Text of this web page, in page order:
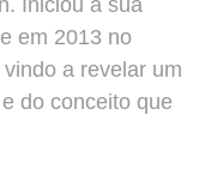
em 2013 no
a revelar um
do conceito que